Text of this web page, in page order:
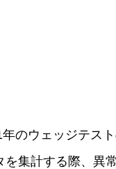
のウェッジテス
集計する際、異